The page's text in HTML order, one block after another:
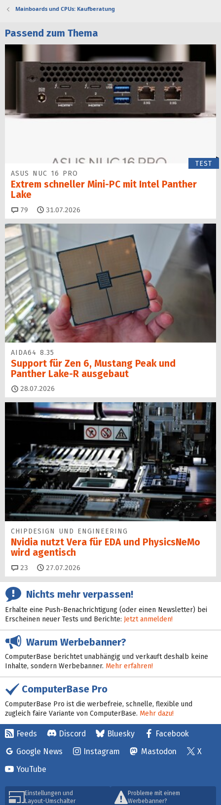
Mainboards und CPUs: Kaufberatung
Passend zum Thema
TEST
ASUS NUC 16 PRO
Extrem schneller Mini-PC mit Intel Panther
Lake
79 Kommentare
31.07.2026
AIDA64 8.35
Support für Zen 6, Mustang Peak und
Panther Lake-R ausgebaut
28.07.2026
CHIPDESIGN UND ENGINEERING
Nvidia nutzt Vera für EDA und PhysicsNeMo
wird agentisch
23 Kommentare
27.07.2026
Nichts mehr verpassen!
Erhalte eine Push-Benachrichtigung (oder einen Newsletter) bei
Erscheinen neuer Tests und Berichte: Jetzt anmelden!
Warum Werbebanner?
ComputerBase berichtet unabhängig und verkauft deshalb keine
Inhalte, sondern Werbebanner. Mehr erfahren!
ComputerBase Pro
ComputerBase Pro ist die werbefreie, schnelle, flexible und
zugleich faire Variante von ComputerBase. Mehr dazu!
Feeds Discord Bluesky
Facebook
Google News
Instagram Mastodon
X
YouTube
Einstellungen und
Layout-Umschalter
Probleme mit einem
Werbebanner?